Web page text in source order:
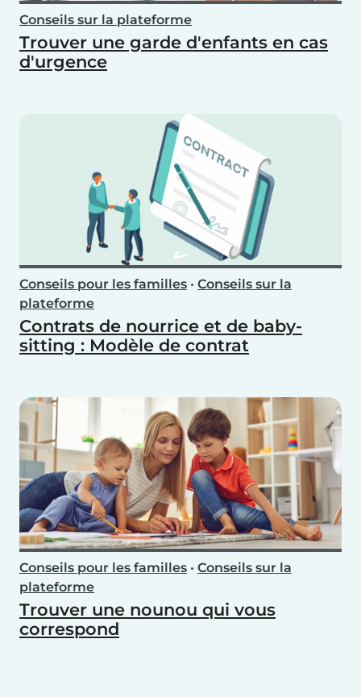
Conseils sur la plateforme
Trouver une garde d'enfants en cas
d'urgence
Conseils pour les familles • Conseils sur la
plateforme
Contrats de nourrice et de baby-
sitting : Modèle de contrat
Conseils pour les familles • Conseils sur la
plateforme
Trouver une nounou qui vous
correspond